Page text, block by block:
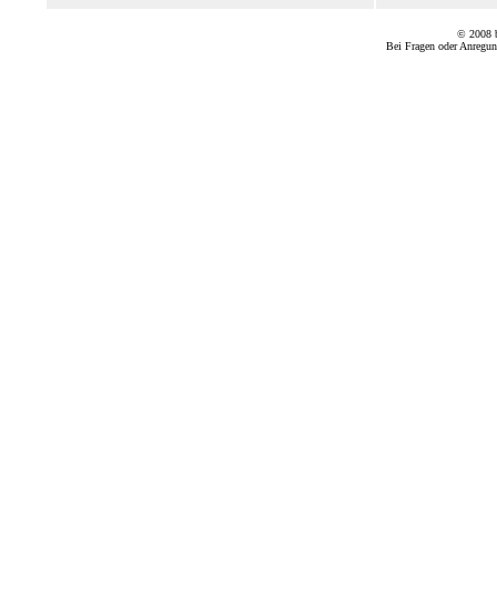
© 2008
Bei Fragen oder